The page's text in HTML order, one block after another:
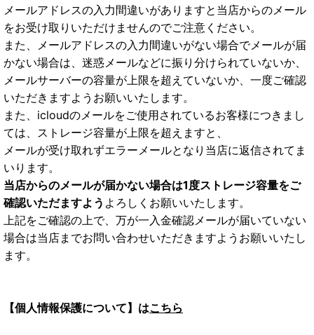
メールアドレスの入力間違いがありますと当店からのメール
をお受け取りいただけませんのでご注意ください。
また、メールアドレスの入力間違いがない場合でメールが届
かない場合は、迷惑メールなどに振り分けられていないか、
メールサーバーの容量が上限を超えていないか、一度ご確認
いただきますようお願いいたします。
また、icloudのメールをご使用されているお客様につきまし
ては、ストレージ容量が上限を超えますと、
メールが受け取れずエラーメールとなり当店に返信されてま
いります。
当店からのメールが届かない場合は1度ストレージ容量をご
確認いただますよう よろしくお願いいたします。
上記をご確認の上で、万が一入金確認メールが届いていない
場合は当店までお問い合わせいただきますようお願いいたし
ます。
【個人情報保護について】はこちら